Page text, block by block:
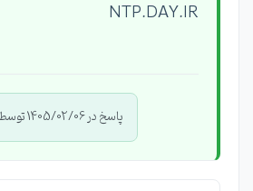
NTP.DAY.IR
پاسخ در 1405/02/06 توسط